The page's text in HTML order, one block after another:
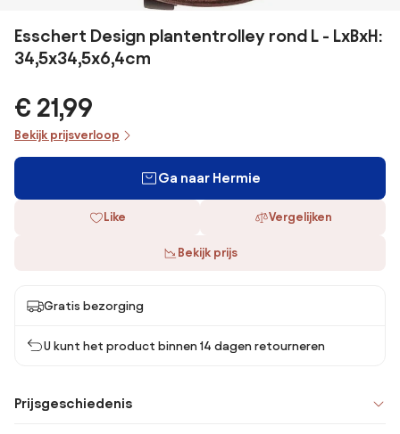
Esschert Design plantentrolley rond L - LxBxH:
34,5x34,5x6,4cm
€ 21,99
Bekijk prijsverloop
Ga naar Hermie
Like Vergelijken
Bekijk prijs
Gratis bezorging
U kunt het product binnen 14 dagen retourneren
Prijsgeschiedenis